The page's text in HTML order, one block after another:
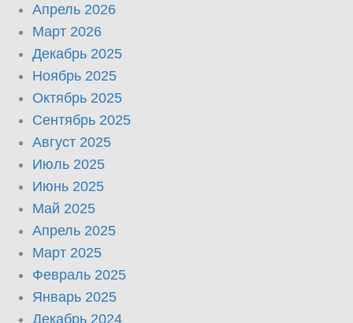
Апрель 2026
Март 2026
Декабрь 2025
Ноябрь 2025
Октябрь 2025
Сентябрь 2025
Август 2025
Июль 2025
Июнь 2025
Май 2025
Апрель 2025
Март 2025
Февраль 2025
Январь 2025
Декабрь 2024